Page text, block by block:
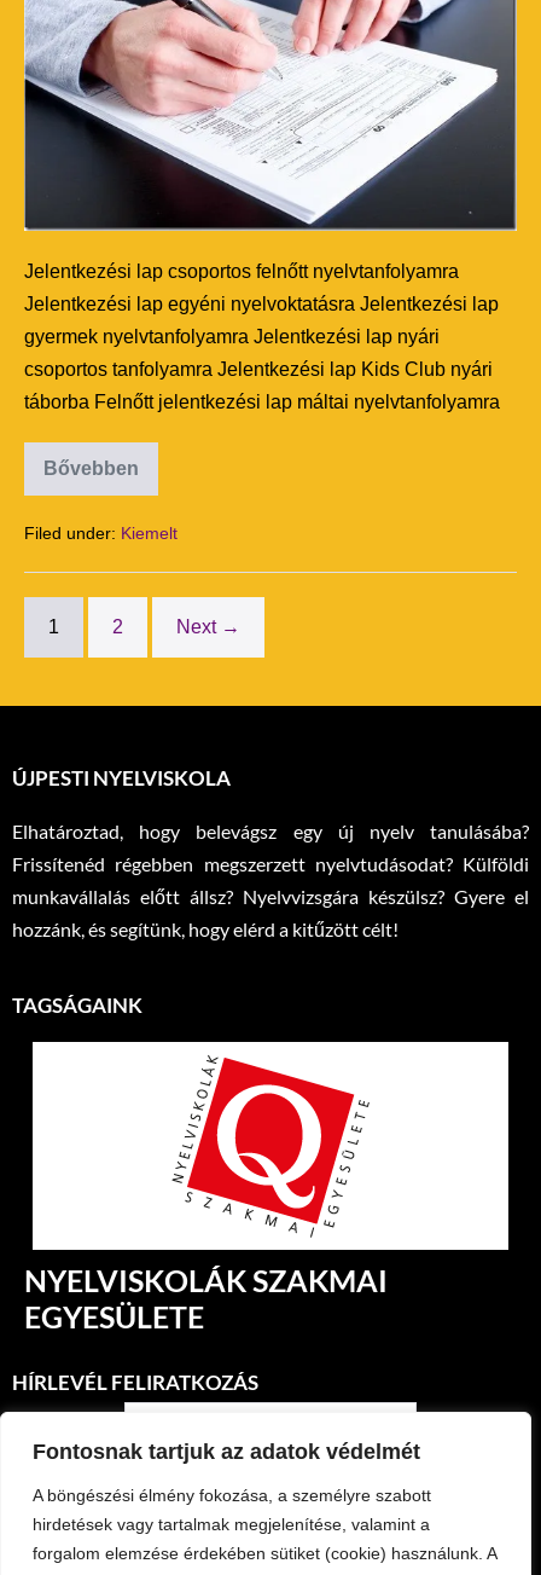
Fontosnak tartjuk az adatok védelmét
A böngészési élmény fokozása, a személyre szabott
hirdetések vagy tartalmak megjelenítése, valamint a
forgalom elemzése érdekében sütiket (cookie) használunk. A
Jelentkezési lap csoportos felnőtt nyelvtanfolyamra
Jelentkezési lap egyéni nyelvoktatásra Jelentkezési lap
gyermek nyelvtanfolyamra Jelentkezési lap nyári
csoportos tanfolyamra Jelentkezési lap Kids Club nyári
táborba Felnőtt jelentkezési lap máltai nyelvtanfolyamra
Bővebben
Filed under: Kiemelt
1 2 Next →
ÚJPESTI NYELVISKOLA
Elhatároztad, hogy belevágsz egy új nyelv tanulásába?
Frissítenéd régebben megszerzett nyelvtudásodat? Külföldi
munkavállalás előtt állsz? Nyelvvizsgára készülsz? Gyere el
hozzánk, és segítünk, hogy elérd a kitűzött célt!
TAGSÁGAINK
NYELVISKOLÁK SZAKMAI
EGYESÜLETE
HÍRLEVÉL FELIRATKOZÁS